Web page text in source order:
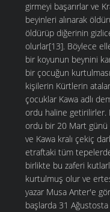
girmeyi başarırlar ve
beyinleri alınarak
öldürüp diğerinin
olurlar[13]. Böylece
bir koyunun beynini
bir çocuğun
kişilerin Kürtlerin
çocuklar Kawa adlı
ordu haline getirilirler.
ordu bir 20 Mart günü
ve Kawa kralı çekiç
etraftaki tüm
birlikte bu zaferi
kurtulmuş olur ve
yazar Musa Anter'e
başlarda 31